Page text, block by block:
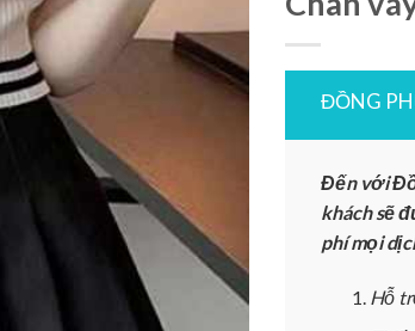
ĐỒNG
Đến với
khách sẽ
phí mọi
Hỗ